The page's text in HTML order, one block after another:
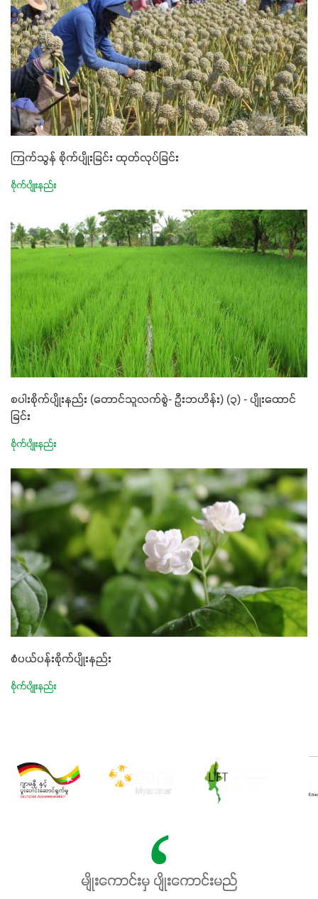
ကြက်သွန် စိုက်ပျိုးခြင်း ထုတ်လုပ်ခြင်း
စိုက်ပျိုးနည်း
စပါးစိုက်ပျိုးနည်း (တောင်သူလက်စွဲ- ဦးဘဟိန်း) (၃) - ပျိုးထောင်
ခြင်း
စိုက်ပျိုးနည်း
စံပယ်ပန်းစိုက်ပျိုးနည်း
စိုက်ပျိုးနည်း
မျိုးကောင်းမှ ပျိုးကောင်းမည်